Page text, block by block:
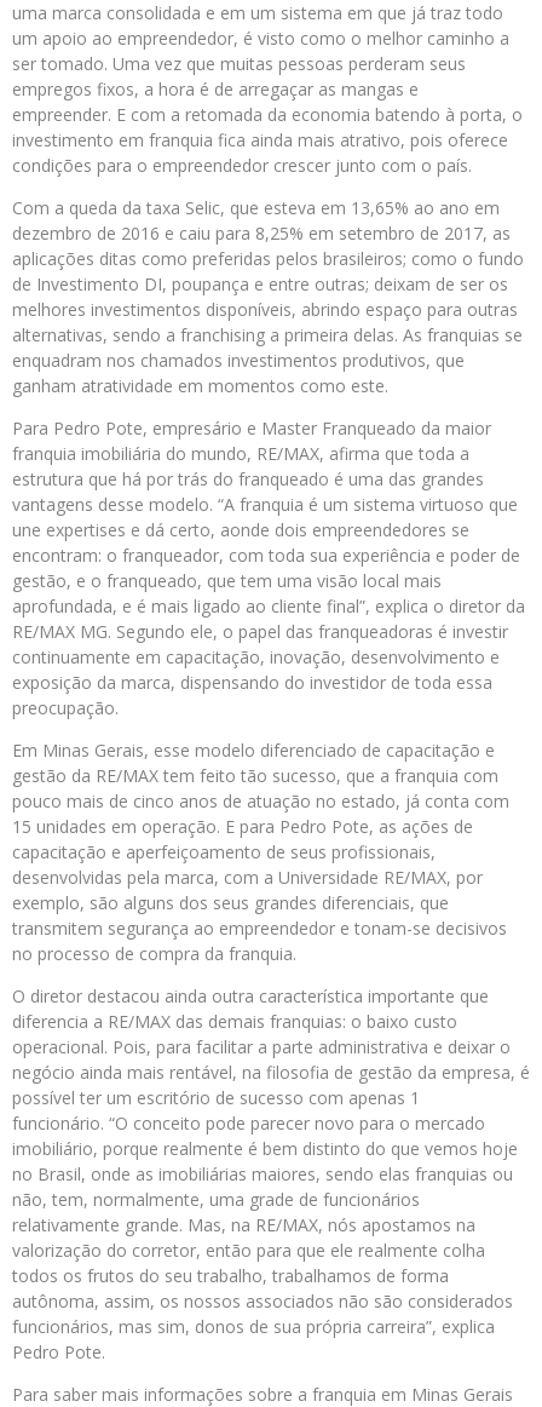
uma marca consolidada e em um sistema em que já traz todo
um apoio ao empreendedor, é visto como o melhor caminho a
ser tomado. Uma vez que muitas pessoas perderam seus
empregos fixos, a hora é de arregaçar as mangas e
empreender. E com a retomada da economia batendo à porta, o
investimento em franquia fica ainda mais atrativo, pois oferece
condições para o empreendedor crescer junto com o país.
Com a queda da taxa Selic, que esteva em 13,65% ao ano em
dezembro de 2016 e caiu para 8,25% em setembro de 2017, as
aplicações ditas como preferidas pelos brasileiros; como o fundo
de Investimento DI, poupança e entre outras; deixam de ser os
melhores investimentos disponíveis, abrindo espaço para outras
alternativas, sendo a franchising a primeira delas. As franquias se
enquadram nos chamados investimentos produtivos, que
ganham atratividade em momentos como este.
Para Pedro Pote, empresário e Master Franqueado da maior
franquia imobiliária do mundo, RE/MAX, afirma que toda a
estrutura que há por trás do franqueado é uma das grandes
vantagens desse modelo. “A franquia é um sistema virtuoso que
une expertises e dá certo, aonde dois empreendedores se
encontram: o franqueador, com toda sua experiência e poder de
gestão, e o franqueado, que tem uma visão local mais
aprofundada, e é mais ligado ao cliente final”, explica o diretor da
RE/MAX MG. Segundo ele, o papel das franqueadoras é investir
continuamente em capacitação, inovação, desenvolvimento e
exposição da marca, dispensando do investidor de toda essa
preocupação.
Em Minas Gerais, esse modelo diferenciado de capacitação e
gestão da RE/MAX tem feito tão sucesso, que a franquia com
pouco mais de cinco anos de atuação no estado, já conta com
15 unidades em operação. E para Pedro Pote, as ações de
capacitação e aperfeiçoamento de seus profissionais,
desenvolvidas pela marca, com a Universidade RE/MAX, por
exemplo, são alguns dos seus grandes diferenciais, que
transmitem segurança ao empreendedor e tonam-se decisivos
no processo de compra da franquia.
O diretor destacou ainda outra característica importante que
diferencia a RE/MAX das demais franquias: o baixo custo
operacional. Pois, para facilitar a parte administrativa e deixar o
negócio ainda mais rentável, na filosofia de gestão da empresa, é
possível ter um escritório de sucesso com apenas 1
funcionário. “O conceito pode parecer novo para o mercado
imobiliário, porque realmente é bem distinto do que vemos hoje
no Brasil, onde as imobiliárias maiores, sendo elas franquias ou
não, tem, normalmente, uma grade de funcionários
relativamente grande. Mas, na RE/MAX, nós apostamos na
valorização do corretor, então para que ele realmente colha
todos os frutos do seu trabalho, trabalhamos de forma
autônoma, assim, os nossos associados não são considerados
funcionários, mas sim, donos de sua própria carreira”, explica
Pedro Pote.
Para saber mais informações sobre a franquia em Minas Gerais